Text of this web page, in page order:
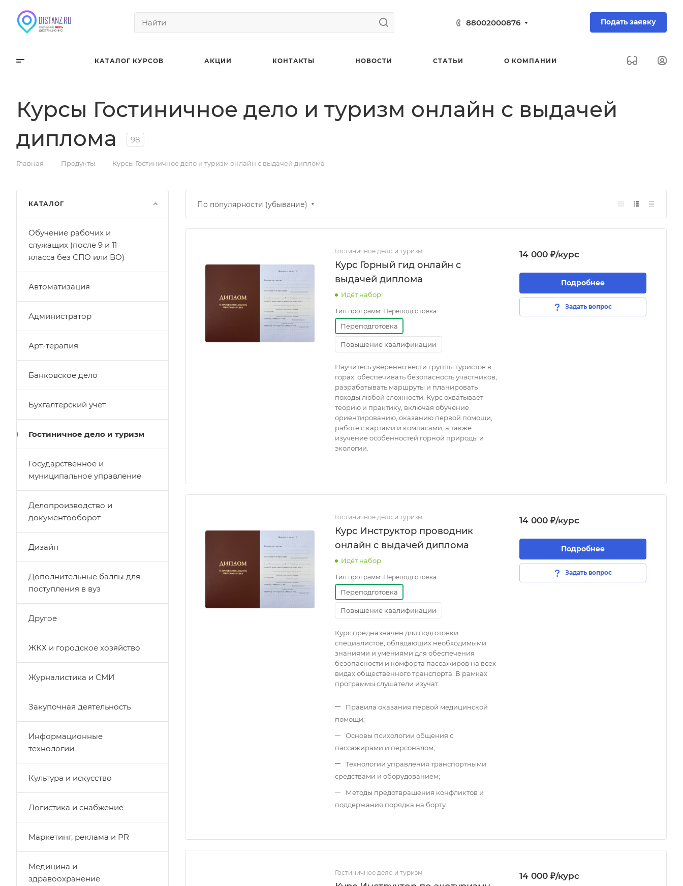
88002000876 Подать заявку
КАТАЛОГ КУРСОВ АКЦИИ КОНТАКТЫ НОВОСТИ СТАТЬИ О КОМПАНИИ
Курсы Гостиничное дело и туризм онлайн с выдачей
диплома
98
Главная — Продукты — Курсы Гостиничное дело и туризм онлайн с выдачей диплома
По популярности (убывание)
Гостиничное дело и туризм
Курс Горный гид онлайн с
выдачей диплома
Идёт набор
Тип программ: Переподготовка
Переподготовка
Повышение квалификации
Научитесь уверенно вести группы туристов в
горах, обеспечивать безопасность участников,
разрабатывать маршруты и планировать
походы любой сложности. Курс охватывает
теорию и практику, включая обучение
ориентированию, оказанию первой помощи,
работе с картами и компасами, а также
изучение особенностей горной природы и
экологии.
14 000 ₽/курс
Подробнее
Задать вопрос
Гостиничное дело и туризм
Курс Инструктор проводник
онлайн с выдачей диплома
Идёт набор
Тип программ: Переподготовка
Переподготовка
Повышение квалификации
Курс предназначен для подготовки
специалистов, обладающих необходимыми
знаниями и умениями для обеспечения
безопасности и комфорта пассажиров на всех
видах общественного транспорта. В рамках
программы слушатели изучат:
Правила оказания первой медицинской
помощи;
Основы психологии общения с
пассажирами и персоналом;
Технологии управления транспортными
средствами и оборудованием;
Методы предотвращения конфликтов и
поддержания порядка на борту.
14 000 ₽/курс
Подробнее
Задать вопрос
Гостиничное дело и туризм 14 000 ₽/курс
КАТАЛОГ
Обучение рабочих и
служащих (после 9 и 11
класса без СПО или ВО)
Автоматизация
Администратор
Арт-терапия
Банковское дело
Бухгалтерский учет
Гостиничное дело и туризм
Государственное и
муниципальное управление
Делопроизводство и
документооборот
Дизайн
Дополнительные баллы для
поступления в вуз
Другое
ЖКХ и городское хозяйство
Журналистика и СМИ
Закупочная деятельность
Информационные
технологии
Культура и искусство
Логистика и снабжение
Маркетинг, реклама и PR
Медицина и
здравоохранение